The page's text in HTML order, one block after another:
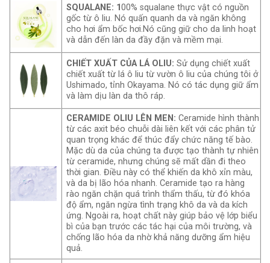
SQUALANE: 100% squalane thực vật có nguồn
gốc từ ô liu. Nó quấn quanh da và ngăn không
cho hơi ẩm bốc hơi.Nó cũng giữ cho da linh hoạt
và dẫn đến làn da đầy đặn và mềm mại.
CHIẾT XUẤT CỦA LÁ OLIU:Sử dụng chiết xuất
chiết xuất từ ​​lá ô liu từ vườn ô liu của chúng tôi ở
Ushimado, tỉnh Okayama. Nó có tác dụng giữ ẩm
và làm dịu làn da thô ráp.
CERAMIDE OLIU LÊN MEN:Ceramide hình thành
từ các axit béo chuỗi dài liên kết với các phân tử
quan trọng khác để thúc đẩy chức năng tế bào.
Mặc dù da của chúng ta được tạo thành tự nhiên
từ ceramide, nhưng chúng sẽ mất dần đi theo
thời gian. Điều này có thể khiến da khô xỉn màu,
và da bị lão hóa nhanh. Ceramide tạo ra hàng
rào ngăn chặn quá trình thẩm thấu, từ đó khóa
độ ẩm, ngăn ngừa tình trạng khô da và da kích
ứng. Ngoài ra, hoạt chất này giúp bảo vệ lớp biểu
bì của bạn trước các tác hại của môi trường, và
chống lão hóa da nhờ khả năng dưỡng ẩm hiệu
quả.